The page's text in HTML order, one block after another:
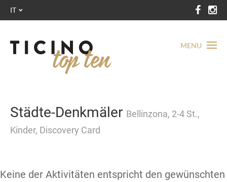
MENU
IT
Städte-Denkmäler Bellinzona, 2-4 St.,
Kinder, Discovery Card
Keine der Aktivitäten entspricht den gewünschten